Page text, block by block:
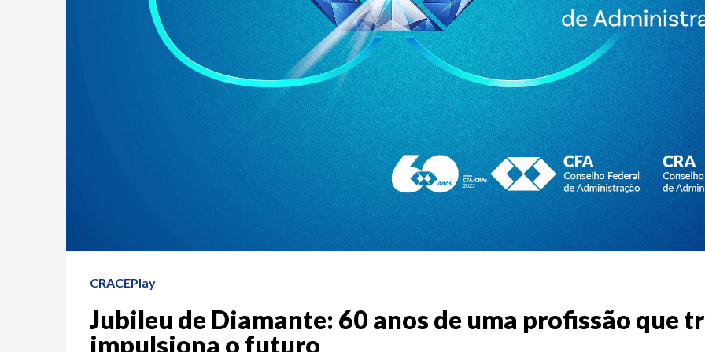
CRACEPlay
Jubileu de Diamante: 60 anos de uma profissão que
impulsiona o futuro